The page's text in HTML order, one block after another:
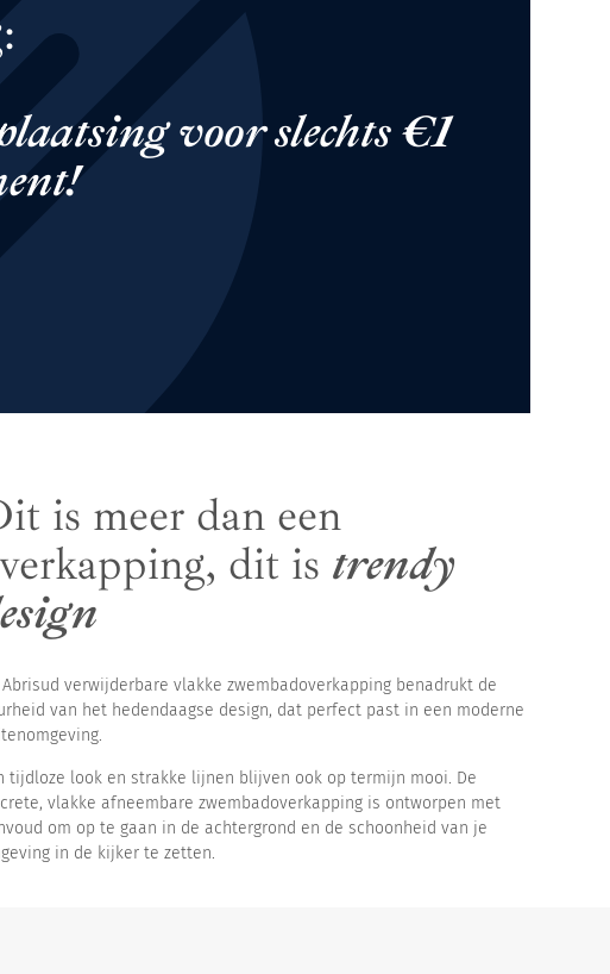
voor slechts €1
is meer dan een
dit is trendy
Abrisud verwijderbare vlakke zwembadoverkapping benadrukt de
van het hedendaagse design, dat perfect past in een moderne
tijdloze look en strakke lijnen blijven ook op termijn mooi. De
vlakke afneembare zwembadoverkapping is ontworpen met
om op te gaan in de achtergrond en de schoonheid van je
in de kijker te zetten.